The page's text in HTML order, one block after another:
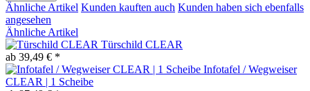
Ähnliche Artikel Kunden kauften auch Kunden haben sich ebenfalls
angesehen
Ähnliche Artikel
Türschild CLEAR
ab 39,49 € *
Infotafel / Wegweiser
CLEAR | 1 Scheibe